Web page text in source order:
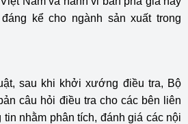
kể cho ngành sản xuất trong
sau khi khởi xướng điều tra, Bộ
câu hỏi điều tra cho các bên liên
tin nhằm phân tích, đánh giá các nội